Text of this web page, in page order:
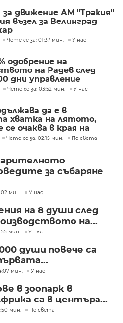
за движение АМ "Тракия"
възел за Велинград
Чете се за: 01:37 мин. У нас
одобрение на
на Радев след
дни управление
Чете се за: 03:52 мин. У нас
да е в
хватка на лятото,
се очаква в края на
Чете се за: 02:15 мин. По света
за събаряне
мин. У нас
на 8 души след
на...
мин. У нас
души повече са
мин. У нас
в зоопарк в
са в центъра...
мин. По света